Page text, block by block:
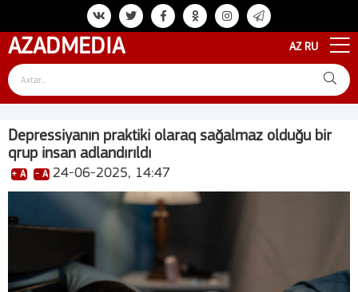
AZADMEDIA AZ RU
Depressiyanın praktiki olaraq sağalmaz olduğu bir
qrup insan adlandırıldı
+ A - A 24-06-2025, 14:47